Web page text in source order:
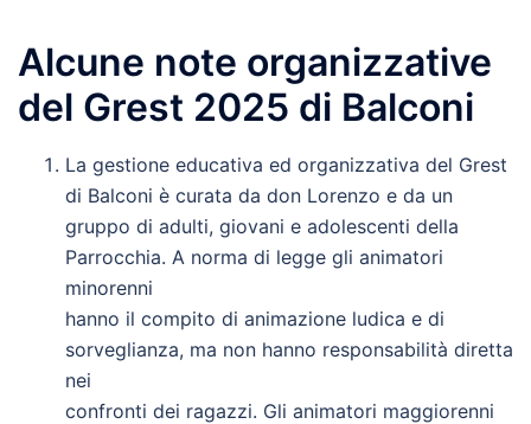
Alcune note organizzative
del Grest 2025 di Balconi
La gestione educativa ed organizzativa del Grest
di Balconi è curata da don Lorenzo e da un
gruppo di adulti, giovani e adolescenti della
Parrocchia. A norma di legge gli animatori
minorenni
hanno il compito di animazione ludica e di
sorveglianza, ma non hanno responsabilità diretta
nei
confronti dei ragazzi. Gli animatori maggiorenni